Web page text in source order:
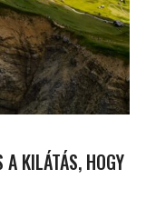
A KILÁTÁS, HOGY